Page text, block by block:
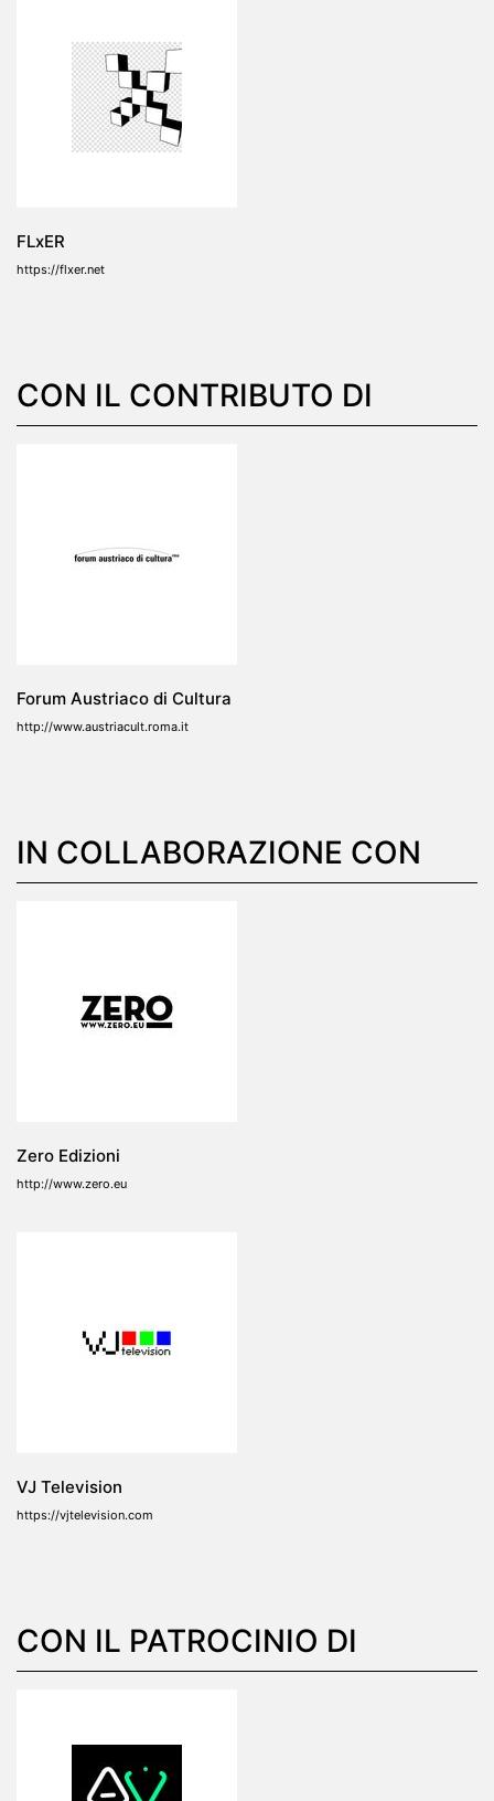
FLxER
https://flxer.net
CON IL CONTRIBUTO DI
Forum Austriaco di Cultura
http://www.austriacult.roma.it
IN COLLABORAZIONE CON
Zero Edizioni
http://www.zero.eu
VJ Television
https://vjtelevision.com
CON IL PATROCINIO DI